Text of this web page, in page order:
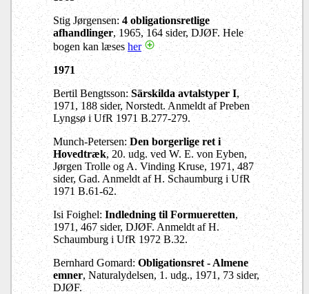
Stig Jørgensen: 4 obligationsretlige
afhandlinger, 1965, 164 sider, DJØF. Hele
bogen kan læsesher
1971
Bertil Bengtsson: Särskilda avtalstyper I,
1971, 188 sider, Norstedt. Anmeldt af Preben
Lyngsø i UfR 1971 B.277-279.
Munch-Petersen: Den borgerlige ret i
Hovedtræk, 20. udg. ved W. E. von Eyben,
Jørgen Trolle og A. Vinding Kruse, 1971, 487
sider, Gad. Anmeldt af H. Schaumburg i UfR
1971 B.61-62.
Isi Foighel: Indledning til Formueretten,
1971, 467 sider, DJØF. Anmeldt af H.
Schaumburg i UfR 1972 B.32.
Bernhard Gomard:Obligationsret - Almene
emner, Naturalydelsen, 1. udg., 1971, 73 sider,
DJØF.